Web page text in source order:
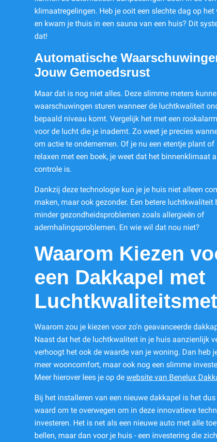
klimaatregelingen. Heb je ooit een slechte dag op het
en kwam je thuis in een sauna van een huis? Dit
dat!
Automatische
Jouw Gemoedsrust
Maar dat is nog niet alles. Deze slimme meters
waarschuwingen sturen wanneer de luchtkwaliteit
bepaald niveau komt. Vergelijk het met een
voor de lucht die je inademt. Zo weet je precies
om actie te ondernemen. Of je nu een etentje plant
relaxen met een boek, je weet dat het binnenklimaat
controle is.
Dankzij deze technologie kun je je huis niet alleen
maken, maar ook gezonder. Een betere luchtkwaliteit
minder gezondheidsproblemen zoals allergieën of
ademhalingsproblemen. En wie wil dat nou niet?
Waarom Kiezen
een Dakkapel met
Waarom zou je kiezen voor zo'n geavanceerde
Naast dat het de luchtkwaliteit in je huis aanzienlijk
verhoogt het ook de waarde van je woning. Dan heb
meer wooncomfort, maar ook nog een slimme
Meer hierover lees je op de website van Benelux
Bij het installeren van een nieuwe dakkapel is het
waard om te overwegen om in deze innovatieve
investeren. Het is net als een nieuwe auto met alle
bellen, maar dan voor je huis - een investering die